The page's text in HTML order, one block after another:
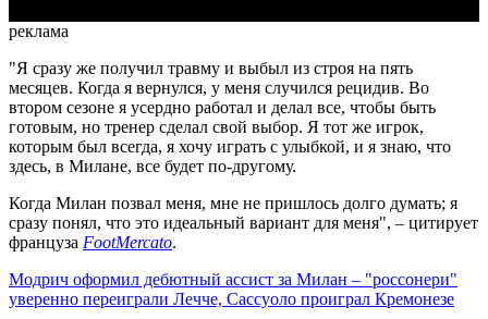
реклама
"Я сразу же получил травму и выбыл из строя на пять
месяцев. Когда я вернулся, у меня случился рецидив. Во
втором сезоне я усердно работал и делал все, чтобы быть
готовым, но тренер сделал свой выбор. Я тот же игрок,
которым был всегда, я хочу играть с улыбкой, и я знаю, что
здесь, в Милане, все будет по-другому.
Когда Милан позвал меня, мне не пришлось долго думать; я
сразу понял, что это идеальный вариант для меня", – цитирует
француза FootMercato.
Модрич оформил дебютный ассист за Милан – "россонери"
уверенно переиграли Лечче, Сассуоло проиграл Кремонезе